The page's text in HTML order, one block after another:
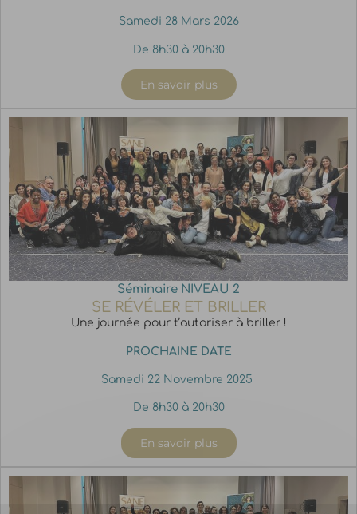
Samedi 28 Mars 2026
De 8h30 à 20h30
En savoir plus
Séminaire NIVEAU 2
SE RÉVÉLER ET BRILLER
Une journée pour t’autoriser à briller !
PROCHAINE DATE
Samedi 22 Novembre 2025
De 8h30 à 20h30
En savoir plus